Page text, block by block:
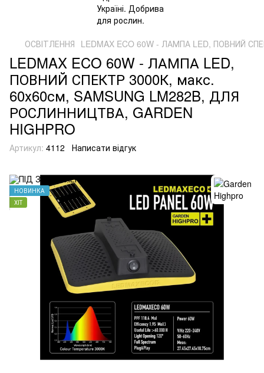
ОСВІТЛЕННЯ LEDMAX ECO 60W - ЛАМПА LED, ПОВНИЙ
LEDMAX ECO 60W - ЛАМПА LED,
ПОВНИЙ СПЕКТР 3000К, макс.
60х60см, SAMSUNG LM282B, ДЛЯ
РОСЛИННИЦТВА, GARDEN
HIGHPRO
Артикул: 4112 Написати відгук
НОВИНКА
ХІТ